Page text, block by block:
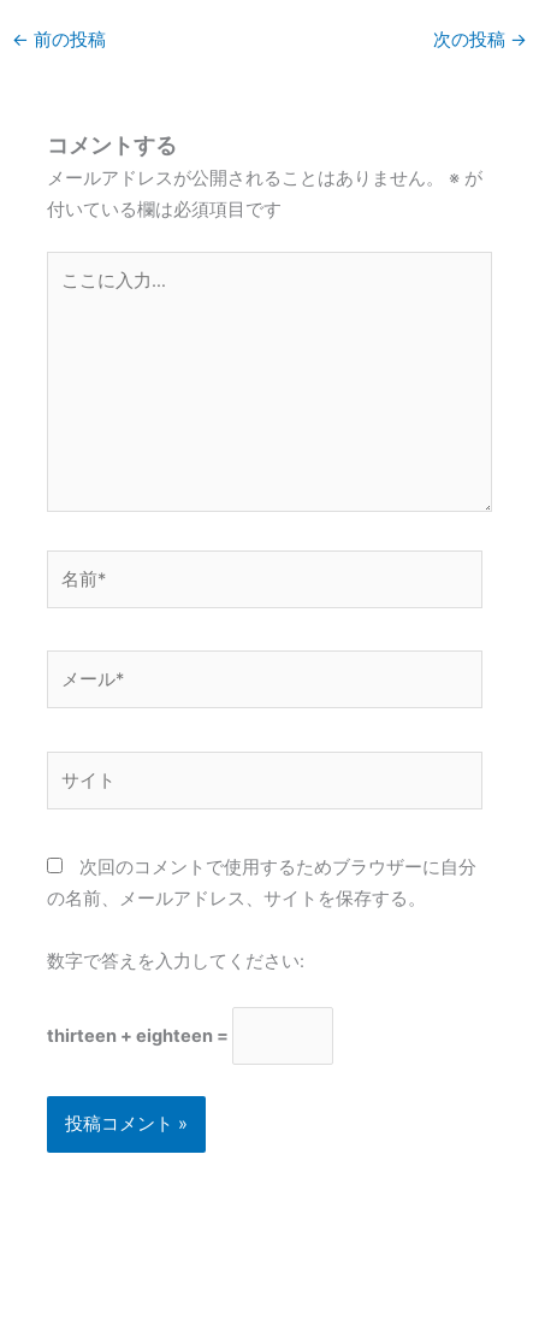
← 前の投稿 次の投稿 →
コメントする
メールアドレスが公開されることはありません。 ※ が
付いている欄は必須項目です
こ
*
次回のコメントで使用するためブラウザーに自分
の名前、メールアドレス、サイトを保存する。
数字で答えを入力してください:
thirteen + eighteen =